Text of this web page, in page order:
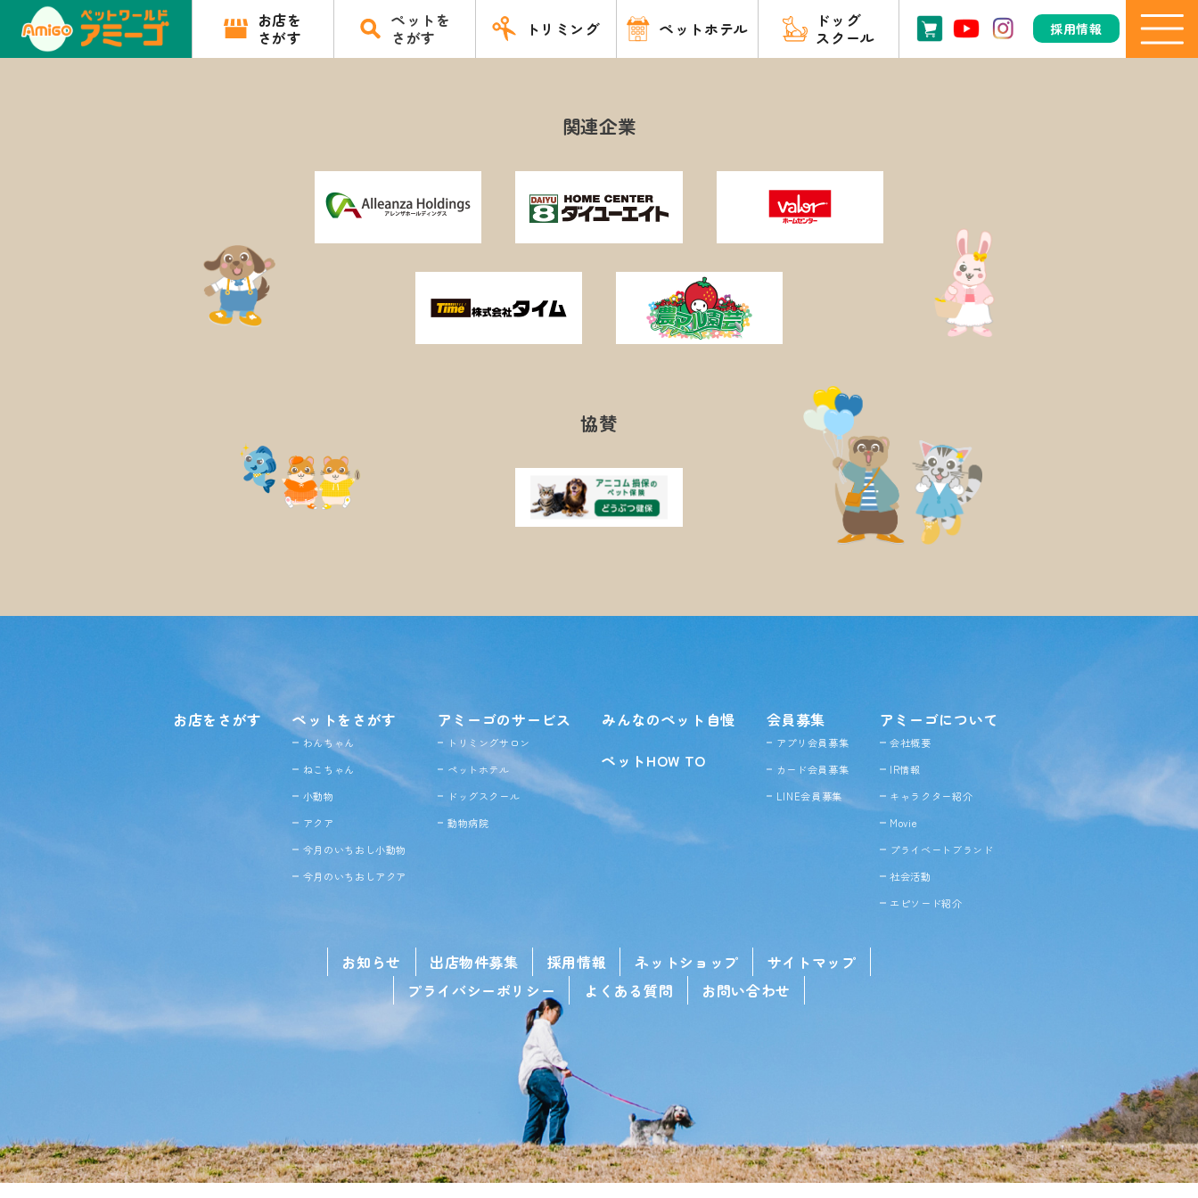
お店を
さがす
ペットを
さがす
トリミング ペットホテル
ドッグ
スクール
採用情報
関連企業
協賛
お店をさがす ペットをさがす
わんちゃん
ねこちゃん
小動物
アクア
今月のいちおし小動物
今月のいちおしアクア
アミーゴのサービス
トリミングサロン
ペットホテル
ドッグスクール
動物病院
みんなのペット自慢
ペットHOW TO
会員募集
アプリ会員募集
カード会員募集
LINE会員募集
アミーゴについて
会社概要
IR情報
キャラクター紹介
Movie
プライベートブランド
社会活動
エピソード紹介
お知らせ 出店物件募集 採用情報 ネットショップ
サイトマップ
プライバシーポリシー
よくある質問 お問い合わせ